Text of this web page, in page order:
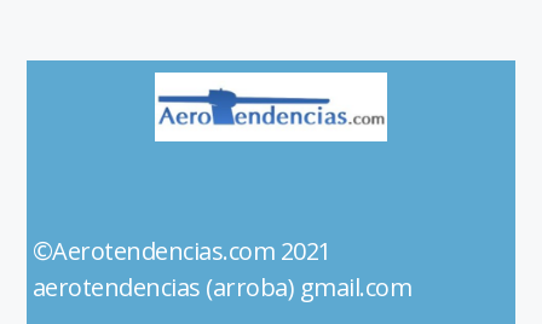
©Aerotendencias.com 2021
aerotendencias (arroba) gmail.com